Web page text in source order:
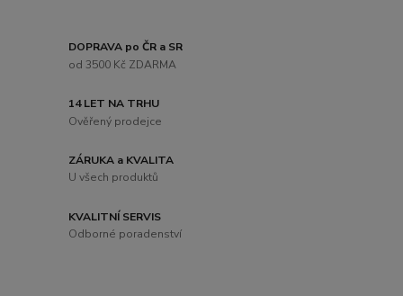
DOPRAVA po ČR a SR
od 3500 Kč ZDARMA
14 LET NA TRHU
Ověřený prodejce
ZÁRUKA a KVALITA
U všech produktů
KVALITNÍ SERVIS
Odborné poradenství